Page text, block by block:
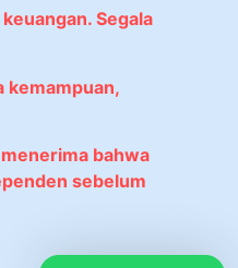
Segala
kemampuan,
bahwa
sebelum